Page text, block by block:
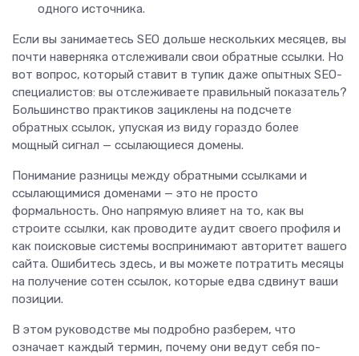
одного источника.
Если вы занимаетесь SEO дольше нескольких месяцев, вы
почти наверняка отслеживали свои обратные ссылки. Но
вот вопрос, который ставит в тупик даже опытных SEO-
специалистов: вы отслеживаете правильный показатель?
Большинство практиков зациклены на подсчете
обратных ссылок, упуская из виду гораздо более
мощный сигнал — ссылающиеся домены.
Понимание разницы между обратными ссылками и
ссылающимися доменами — это не просто
формальность. Оно напрямую влияет на то, как вы
строите ссылки, как проводите аудит своего профиля и
как поисковые системы воспринимают авторитет вашего
сайта. Ошибитесь здесь, и вы можете потратить месяцы
на получение сотен ссылок, которые едва сдвинут ваши
позиции.
В этом руководстве мы подробно разберем, что
означает каждый термин, почему они ведут себя по-